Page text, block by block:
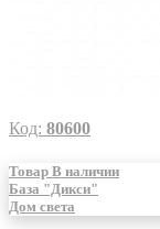
Код: 80600
Товар В наличии
База "Дикси"
Дом света